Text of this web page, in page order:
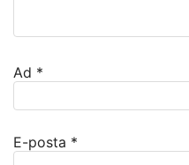
Ad *
E-posta *